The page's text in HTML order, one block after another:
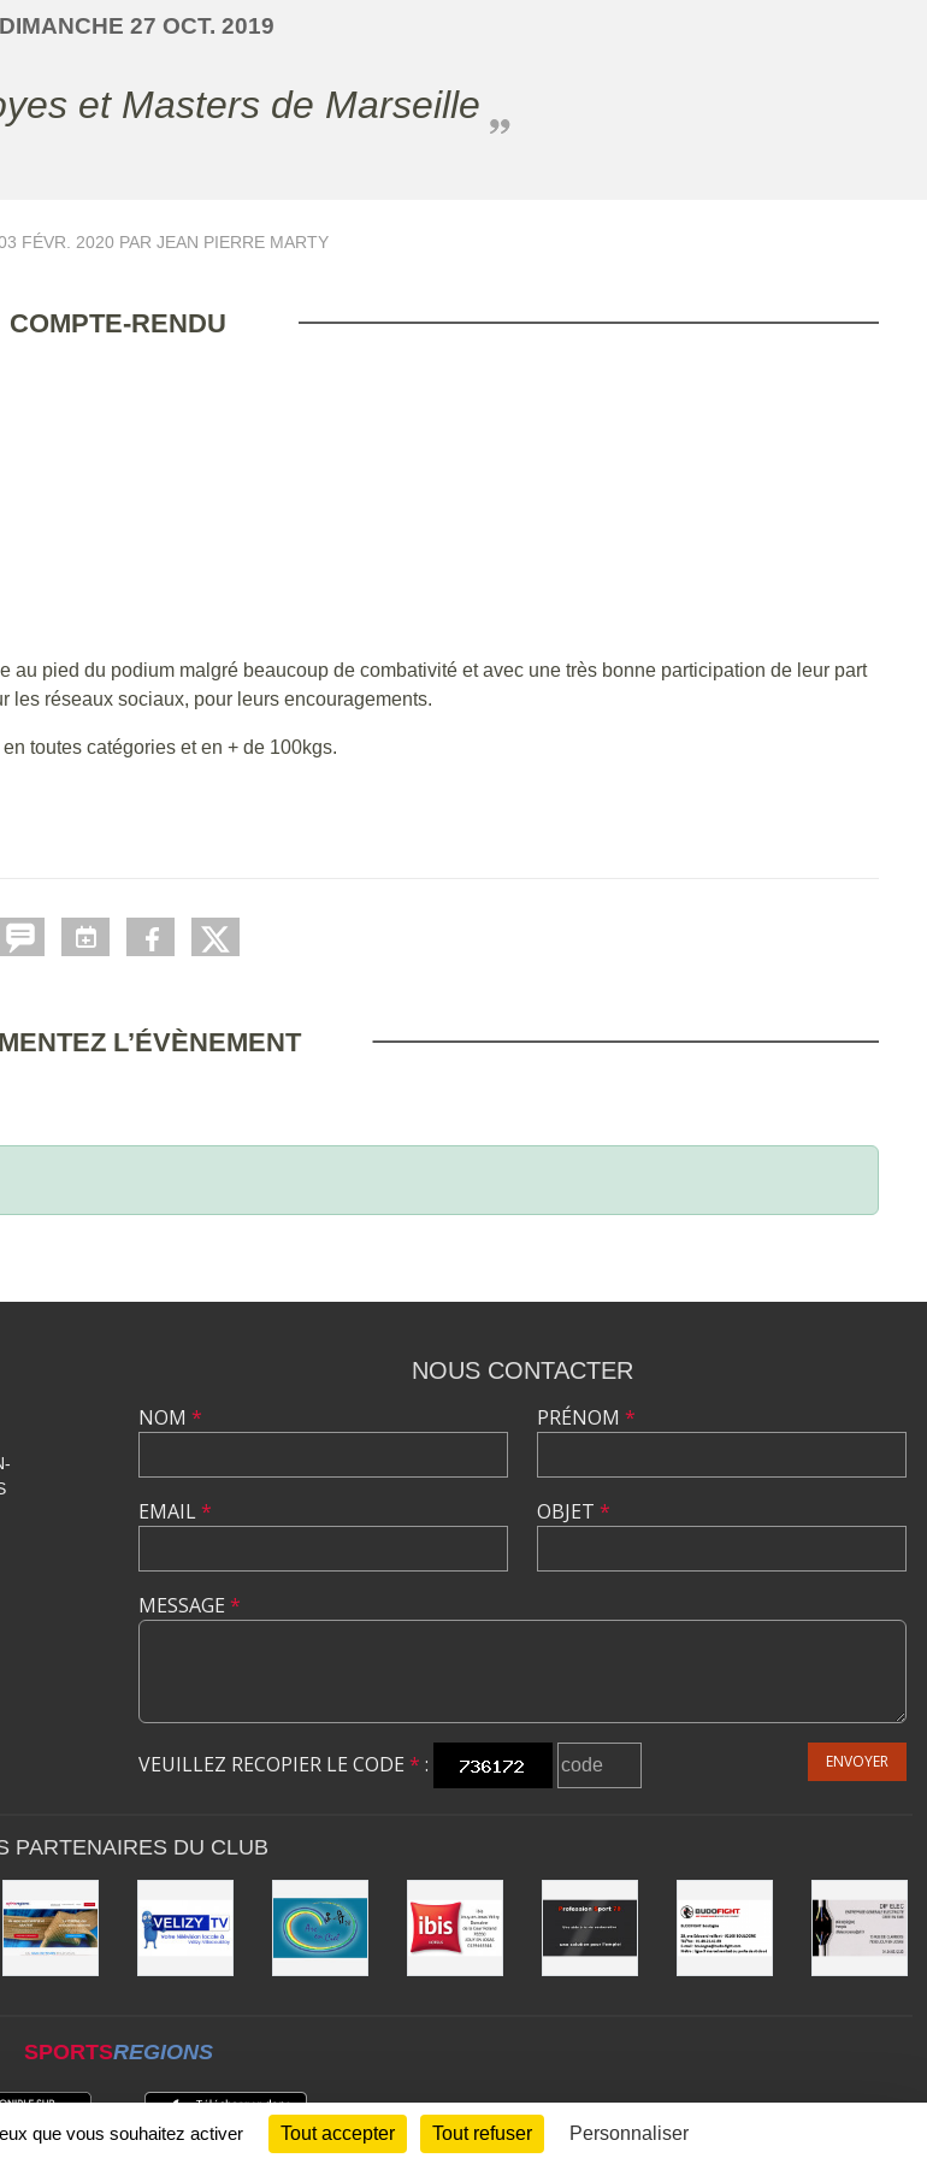
DIMANCHE 27 OCT. 2019
et Masters de Marseille
FÉVR. 2020 PAR JEAN PIERRE MARTY
COMPTE-RENDU
pied du podium malgré beaucoup de combativité et avec une très bonne participation de leur part
les réseaux sociaux, pour leurs encouragements.
toutes catégories et en + de 100kgs.
L’ÉVÈNEMENT
NOUS CONTACTER
NOM *
EMAIL*
PRÉNOM *
OBJET *
MESSAGE *
VEUILLEZ RECOPIER LE CODE * : ENVOYER
PARTENAIRES DU CLUB
SPORTSREGIONS
que vous souhaitez activer Tout accepter Tout refuser Personnaliser